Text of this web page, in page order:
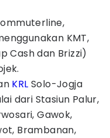
KMT,
Cash dan Brizzi)
KRL Solo-Jogja
dari Stasiun Palur,
Gawok,
Brambanan,